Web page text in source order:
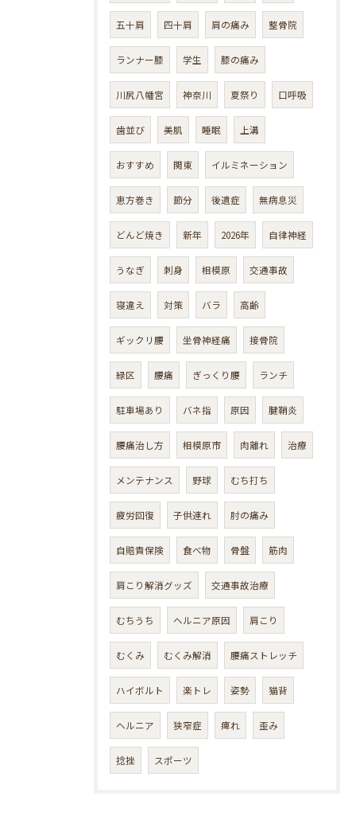
五十肩 四十肩 肩の痛み 整骨院
ランナー膝 学生 膝の痛み
川尻八幡宮 神奈川 夏祭り 口呼吸
歯並び 美肌 睡眠 上溝
おすすめ 関東 イルミネーション
恵方巻き 節分 後遺症 無病息災
どんど焼き 新年 2026年 自律神経
うなぎ 刺身 相模原 交通事故
寝違え 対策 バラ 高齢
ギックリ腰 坐骨神経痛 接骨院
緑区 腰痛 ぎっくり腰 ランチ
駐車場あり バネ指 原因 腱鞘炎
腰痛治し方 相模原市 肉離れ 治療
メンテナンス 野球 むち打ち
疲労回復 子供連れ 肘の痛み
自賠責保険 食べ物 骨盤 筋肉
肩こり解消グッズ 交通事故治療
むちうち ヘルニア原因 肩こり
むくみ むくみ解消 腰痛ストレッチ
ハイボルト 楽トレ 姿勢 猫背
ヘルニア 狭窄症 痺れ 歪み
捻挫 スポーツ